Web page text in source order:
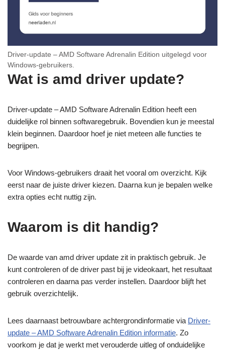
Driver-update – AMD Software Adrenalin Edition uitgelegd voor
Windows-gebruikers.
Wat is amd driver update?
Driver-update – AMD Software Adrenalin Edition heeft een
duidelijke rol binnen softwaregebruik. Bovendien kun je meestal
klein beginnen. Daardoor hoef je niet meteen alle functies te
begrijpen.
Voor Windows-gebruikers draait het vooral om overzicht. Kijk
eerst naar de juiste driver kiezen. Daarna kun je bepalen welke
extra opties echt nuttig zijn.
Waarom is dit handig?
De waarde van amd driver update zit in praktisch gebruik. Je
kunt controleren of de driver past bij je videokaart, het resultaat
controleren en daarna pas verder instellen. Daardoor blijft het
gebruik overzichtelijk.
Lees daarnaast betrouwbare achtergrondinformatie via Driver-
update – AMD Software Adrenalin Edition informatie. Zo
voorkom je dat je werkt met verouderde uitleg of onduidelijke